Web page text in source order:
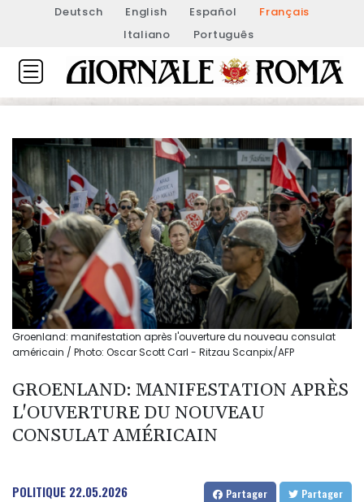
Deutsch English Español
Français
Italiano
Português
Groenland: manifestation après l'ouverture du nouveau consulat
américain / Photo: Oscar Scott Carl - Ritzau Scanpix/AFP
GROENLAND: MANIFESTATION APRÈS
L'OUVERTURE DU NOUVEAU
CONSULAT AMÉRICAIN
POLITIQUE 22.05.2026 Partager Partager